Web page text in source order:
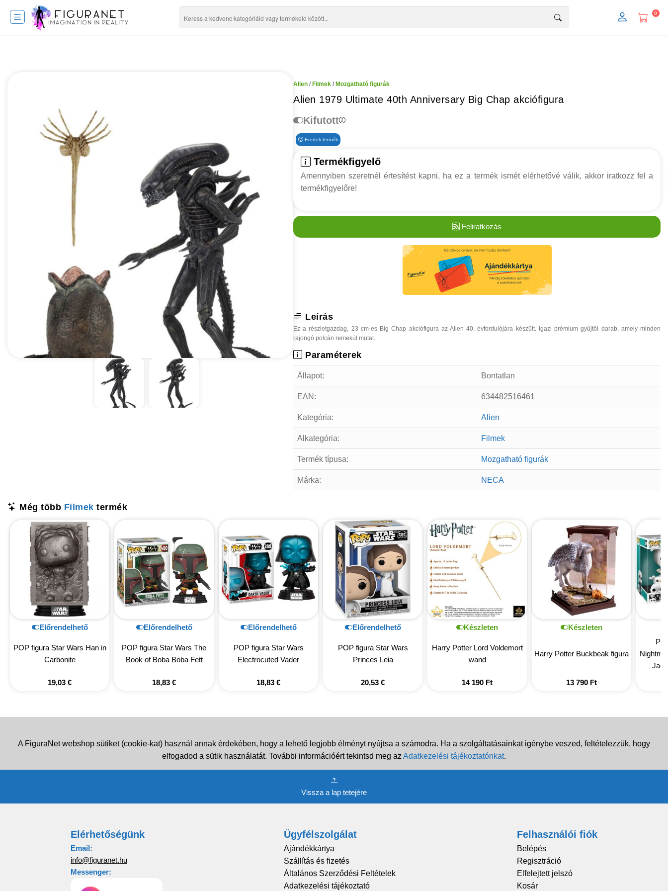
0
Alien / Filmek / Mozgatható figurák
Alien 1979 Ultimate 40th Anniversary Big Chap akciófigura
Kifutott
Eredeti termék
Termékfigyelő
Amennyiben szeretnél értesítést kapni, ha ez a termék ismét elérhetővé válik, akkor iratkozz fel a
termékfigyelőre!
Feliratkozás
Leírás
Ez a részletgazdag, 23 cm-es Big Chap akciófigura az Alien 40. évfordulójára készült. Igazi prémium gyűjtői darab, amely minden
rajongó polcán remekül mutat.
Paraméterek
Állapot: Bontatlan
EAN: 634482516461
Kategória: Alien
Alkategória: Filmek
Termék típusa: Mozgatható figurák
Márka: NECA
Még több Filmek termék
Előrendelhető
POP figura Star Wars Han in
Carbonite
19,03 €
Előrendelhető
POP figura Star Wars The
Book of Boba Boba Fett
18,83 €
Előrendelhető
POP figura Star Wars
Electrocuted Vader
18,83 €
Előrendelhető
POP figura Star Wars
Princes Leia
20,53 €
Készleten
Harry Potter Lord Voldemort
wand
14 190 Ft
Készleten
Harry Potter Buckbeak figura
13 790 Ft
A FiguraNet webshop sütiket (cookie-kat) használ annak érdekében, hogy a lehető legjobb élményt nyújtsa a számodra. Ha a szolgáltatásainkat igénybe veszed, feltételezzük, hogy
elfogadod a sütik használatát. További információért tekintsd meg az Adatkezelési tájékoztatónkat.
Vissza a lap tetejére
Elérhetőségünk
Email:
info@figuranet.hu
Messenger:
Ügyfélszolgálat
Ajándékkártya
Szállítás és fizetés
Általános Szerződési Feltételek
Adatkezelési tájékoztató
Felhasználói fiók
Belépés
Regisztráció
Elfelejtett jelszó
Kosár